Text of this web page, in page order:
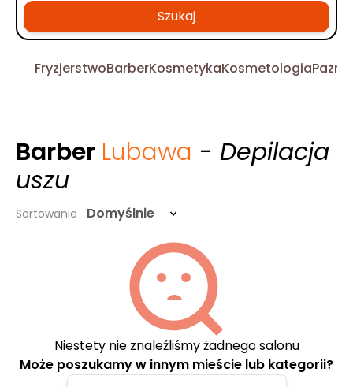
Szukaj
FryzjerstwoBarberKosmetykaKosmetologia
Barber Lubawa - Depilacja
uszu
Sortowanie Domyślnie
Niestety nie znaleźliśmy żadnego salonu
Może poszukamy w innym mieście lub kategorii?